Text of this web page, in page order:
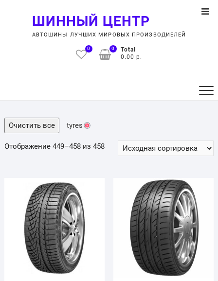
ШИННЫЙ ЦЕНТР
АВТОШИНЫ ЛУЧШИХ МИРОВЫХ ПРОИЗВОДИЕЛЕЙ
0
Total
0.00 р.
0
Очистить все tyres
Отображение 449–458 из 458